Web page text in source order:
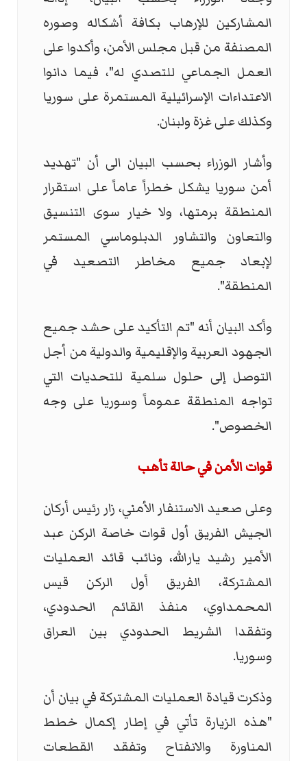
المشاركين للإرهاب بكافة أشكاله وصوره
المصنفة من قبل مجلس الأمن، وأكدوا على
العمل الجماعي للتصدي له"، فيما دانوا
الاعتداءات الإسرائيلية المستمرة على سوريا
وكذلك على غزة ولبنان.
وأشار الوزراء بحسب البيان الى أن "تهديد
أمن سوريا يشكل خطراً عاماً على استقرار
المنطقة برمتها، ولا خيار سوى التنسيق
والتعاون والتشاور الدبلوماسي المستمر
لإبعاد جميع مخاطر التصعيد في
المنطقة".
وأكد البيان أنه "تم التأكيد على حشد جميع
الجهود العربية والإقليمية والدولية من أجل
التوصل إلى حلول سلمية للتحديات التي
تواجه المنطقة عموماً وسوريا على وجه
الخصوص".
قوات الأمن في حالة تأهب
وعلى صعيد الاستنفار الأمني، زار رئيس أركان
الجيش الفريق أول قوات خاصة الركن عبد
الأمير رشيد يارالله، ونائب قائد العمليات
المشتركة، الفريق أول الركن قيس
المحمداوي، منفذ القائم الحدودي،
وتفقدا الشريط الحدودي بين العراق
وسوريا.
وذكرت قيادة العمليات المشتركة في بيان أن
"هذه الزيارة تأتي في إطار إكمال خطط
المناورة والانفتاح وتفقد القطعات